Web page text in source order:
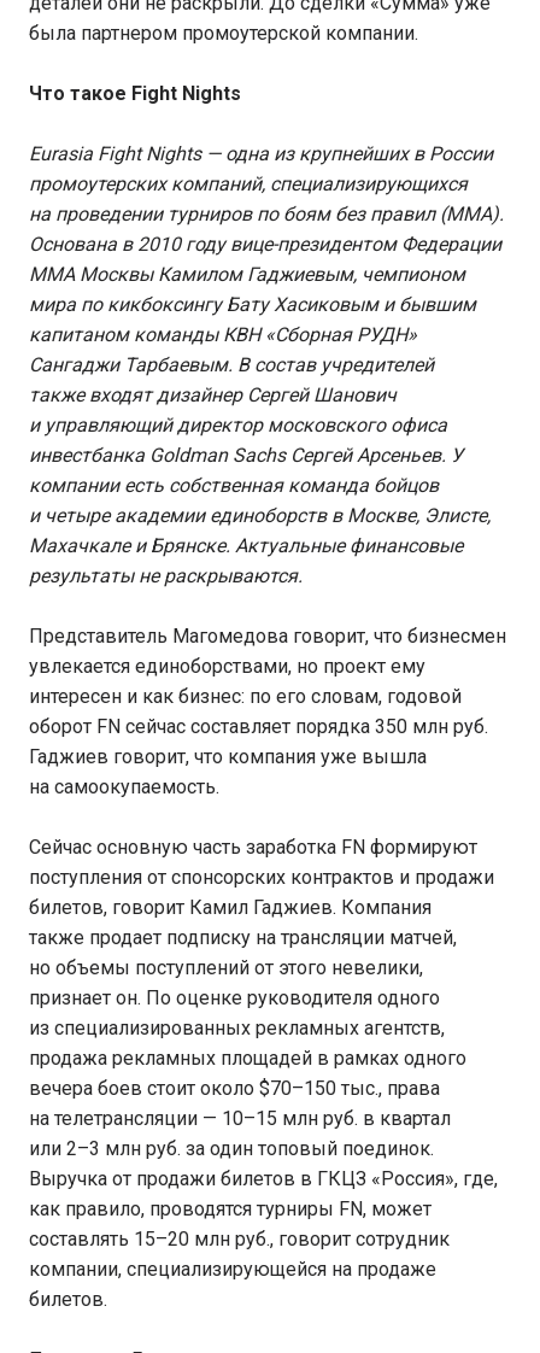
была партнером промоутерской компании.
Что такое Fight Nights
Eurasia Fight Nights — одна из крупнейших в России
промоутерских компаний, специализирующихся
на проведении турниров по боям без правил (ММА).
Основана в 2010 году вице-президентом Федерации
ММА Москвы Камилом Гаджиевым, чемпионом
мира по кикбоксингу Бату Хасиковым и бывшим
капитаном команды КВН «Сборная РУДН»
Сангаджи Тарбаевым. В состав учредителей
также входят дизайнер Сергей Шанович
и управляющий директор московского офиса
инвестбанка Goldman Sachs Сергей Арсеньев. У
компании есть собственная команда бойцов
и четыре академии единоборств в Москве, Элисте,
Махачкале и Брянске. Актуальные финансовые
результаты не раскрываются.
Представитель Магомедова говорит, что бизнесмен
увлекается единоборствами, но проект ему
интересен и как бизнес: по его словам, годовой
оборот FN сейчас составляет порядка 350 млн руб.
Гаджиев говорит, что компания уже вышла
на самоокупаемость.
Сейчас основную часть заработка FN формируют
поступления от спонсорских контрактов и продажи
билетов, говорит Камил Гаджиев. Компания
также продает подписку на трансляции матчей,
но объемы поступлений от этого невелики,
признает он. По оценке руководителя одного
из специализированных рекламных агентств,
продажа рекламных площадей в рамках одного
вечера боев стоит около $70–150 тыс., права
на телетрансляции — 10–15 млн руб. в квартал
или 2–3 млн руб. за один топовый поединок.
Выручка от продажи билетов в ГКЦЗ «Россия», где,
как правило, проводятся турниры FN, может
составлять 15–20 млн руб., говорит сотрудник
компании, специализирующейся на продаже
билетов.